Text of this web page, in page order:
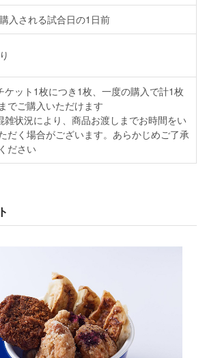
入される試合日の1日前
ケット1枚につき1枚、一度の購入で計1枚
までご購入いただけます
雑状況により、商品お渡しまでお時間をい
だく場合がございます。あらかじめご了承
ください